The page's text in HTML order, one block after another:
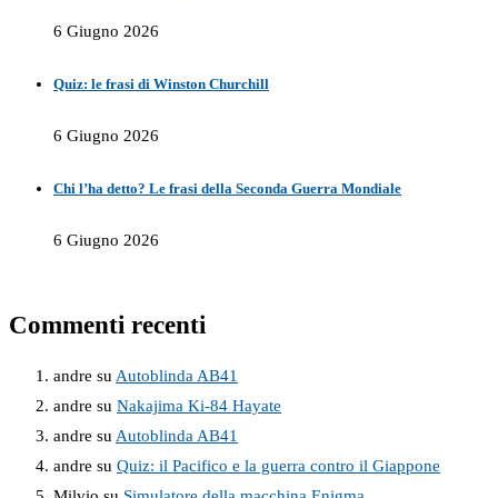
6 Giugno 2026
Quiz: le frasi di Winston Churchill
6 Giugno 2026
Chi l’ha detto? Le frasi della Seconda Guerra Mondiale
6 Giugno 2026
Commenti recenti
andre su Autoblinda AB41
andre su Nakajima Ki-84 Hayate
andre su Autoblinda AB41
andre su Quiz: il Pacifico e la guerra contro il Giappone